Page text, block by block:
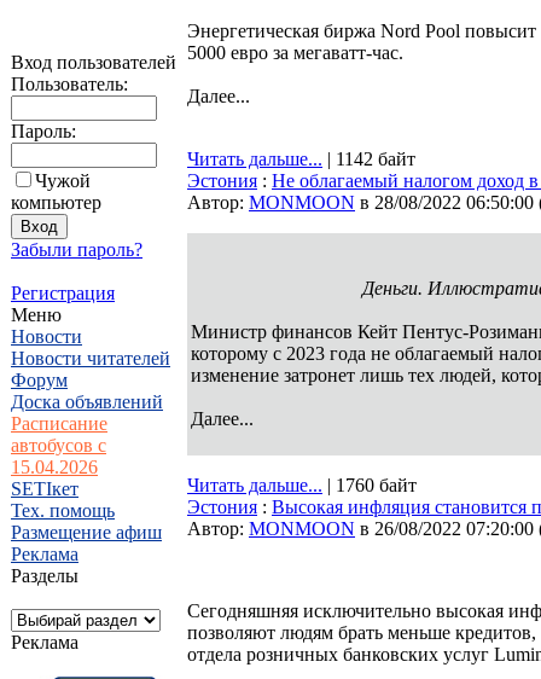
Вход пользователей
Пользователь:
Пароль:
Чужой
компьютер
Забыли пароль?
Регистрация
Меню
Новости
Новости читателей
Форум
Доска объявлений
Расписание
автобусов с
15.04.2026
SETIкет
Тех. помощь
Размещение афиш
Реклама
Разделы
Реклама
Энергетическая биржа Nord Pool
5000 евро за мегаватт-час.
Далее...
Читать дальше... | 1142 байт
Эстония : Не облагаемый налогом доход
Автор: MONMOON в 28/08/2022 06:50:00
Деньги.
Министр финансов Кейт Пентус-
которому с 2023 года не облагаемый
изменение затронет лишь тех людей,
Далее...
Читать дальше... | 1760 байт
Эстония : Высокая инфляция становится
Автор: MONMOON в 26/08/2022 07:20:00
Сегодняшняя исключительно высокая
позволяют людям брать меньше
отдела розничных банковских услуг